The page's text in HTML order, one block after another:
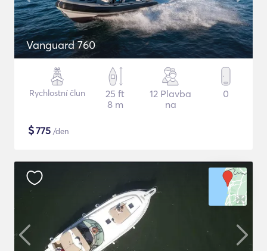
Vanguard 760
Rychlostní člun
25 ft
8 m
12 Plavba
na
0
$775 /den